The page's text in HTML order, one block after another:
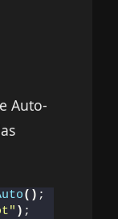
Auto-
() ;
) ;